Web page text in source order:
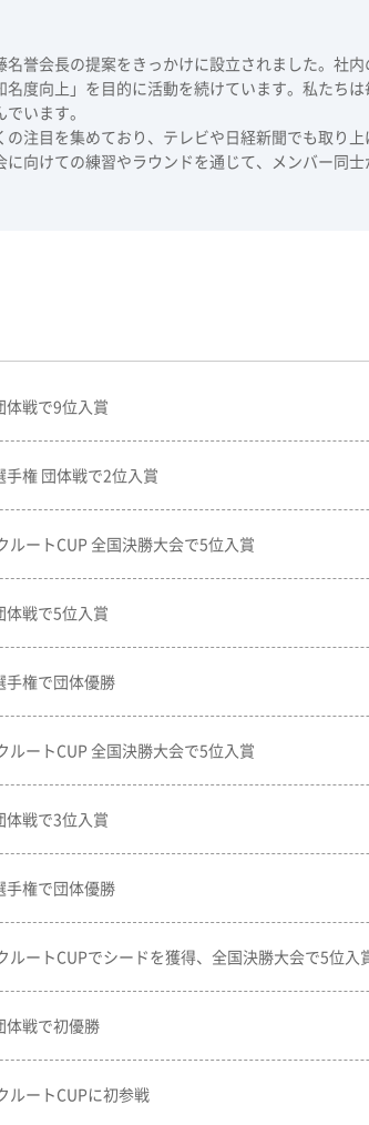
誉会長の提案をきっかけに設立されました。社
度向上」を目的に活動を続けています。私たち
います。
注目を集めており、テレビや日経新聞でも取り
向けての練習やラウンドを通じて、メンバー同
体戦で9位入賞
権 団体戦で2位入賞
ートCUP 全国決勝大会で5位入賞
体戦で5位入賞
手権で団体優勝
ートCUP 全国決勝大会で5位入賞
体戦で3位入賞
手権で団体優勝
ルートCUPでシードを獲得、全国決勝大会で5位入
体戦で初優勝
ルートCUPに初参戦